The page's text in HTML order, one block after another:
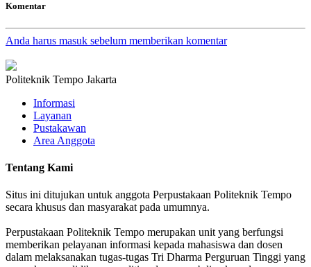
Komentar
Anda harus masuk sebelum memberikan komentar
Politeknik Tempo Jakarta
Informasi
Layanan
Pustakawan
Area Anggota
Tentang Kami
Situs ini ditujukan untuk anggota Perpustakaan Politeknik Tempo
secara khusus dan masyarakat pada umumnya.
Perpustakaan Politeknik Tempo merupakan unit yang berfungsi
memberikan pelayanan informasi kepada mahasiswa dan dosen
dalam melaksanakan tugas-tugas Tri Dharma Perguruan Tinggi yang